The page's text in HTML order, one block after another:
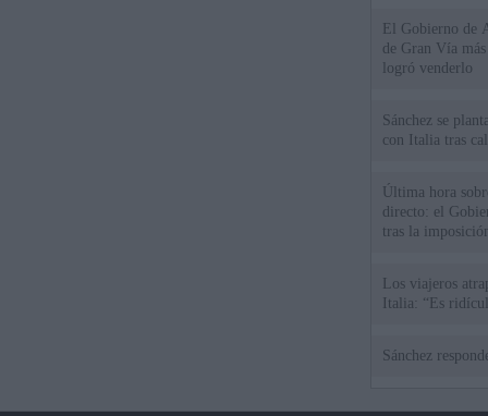
El Gobierno de
de Gran Vía
logró venderlo
Sánchez se
con Italia tras
Última hora
directo: el
tras la
Los viajeros
Italia: “Es
Sánchez